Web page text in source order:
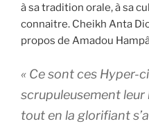
à sa tradition orale, à sa
connaitre. Cheikh Anta
propos de Amadou
« Ce sont ces Hyper-
scrupuleusement
tout en la glorifiant